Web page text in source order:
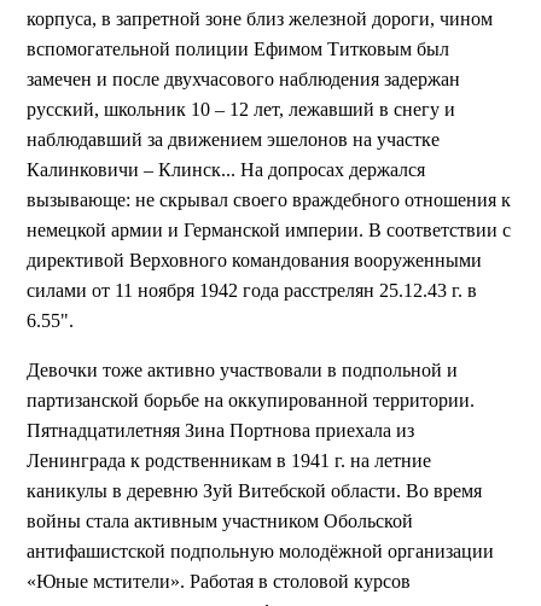
корпуса, в запретной зоне близ железной дороги, чином
вспомогательной полиции Ефимом Титковым был
замечен и после двухчасового наблюдения задержан
русский, школьник 10 – 12 лет, лежавший в снегу и
наблюдавший за движением эшелонов на участке
Калинковичи – Клинск... На допросах держался
вызывающе: не скрывал своего враждебного отношения к
немецкой армии и Германской империи. В соответствии с
директивой Верховного командования вооруженными
силами от 11 ноября 1942 года расстрелян 25.12.43 г. в
6.55".
Девочки тоже активно участвовали в подпольной и
партизанской борьбе на оккупированной территории.
Пятнадцатилетняя Зина Портнова приехала из
Ленинграда к родственникам в 1941 г. на летние
каникулы в деревню Зуй Витебской области. Во время
войны стала активным участником Обольской
антифашистской подпольную молодёжной организации
«Юные мстители». Работая в столовой курсов